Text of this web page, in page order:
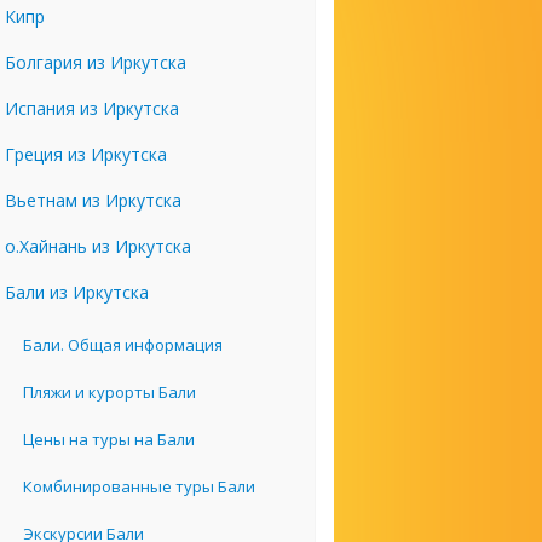
Кипр
Болгария из Иркутска
Испания из Иркутска
Греция из Иркутска
Вьетнам из Иркутска
о.Хайнань из Иркутска
Бали из Иркутска
Бали. Общая информация
Пляжи и курорты Бали
Цены на туры на Бали
Комбинированные туры Бали
Экскурсии Бали